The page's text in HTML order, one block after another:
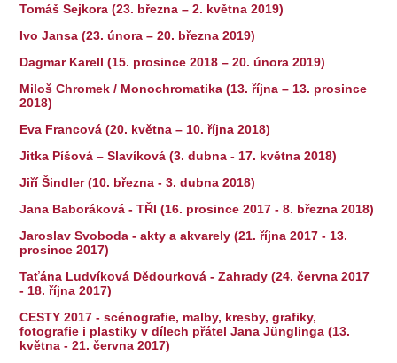
Tomáš Sejkora (23. března – 2. května 2019)
Ivo Jansa (23. února – 20. března 2019)
Dagmar Karell (15. prosince 2018 – 20. února 2019)
Miloš Chromek / Monochromatika (13. října – 13. prosince
2018)
Eva Francová (20. května – 10. října 2018)
Jitka Píšová – Slavíková (3. dubna - 17. května 2018)
Jiří Šindler (10. března - 3. dubna 2018)
Jana Baboráková - TŘI (16. prosince 2017 - 8. března 2018)
Jaroslav Svoboda - akty a akvarely (21. října 2017 - 13.
prosince 2017)
Taťána Ludvíková Dědourková - Zahrady (24. června 2017
- 18. října 2017)
CESTY 2017 - scénografie, malby, kresby, grafiky,
fotografie i plastiky v dílech přátel Jana Jünglinga (13.
května - 21. června 2017)